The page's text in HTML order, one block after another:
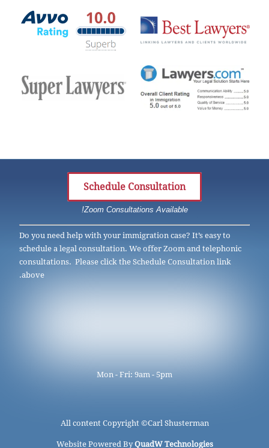
Schedule Consultation
Zoom Consultations Available!
Do you need help with your immigration case? It’s easy to
schedule a legal consultation. We offer Zoom and telephonic
consultations. Please click the Schedule Consultation link
above.
Mon - Fri: 9am - 5pm
All content Copyright ©Carl Shusterman
Website Powered ByQuadW Technologies